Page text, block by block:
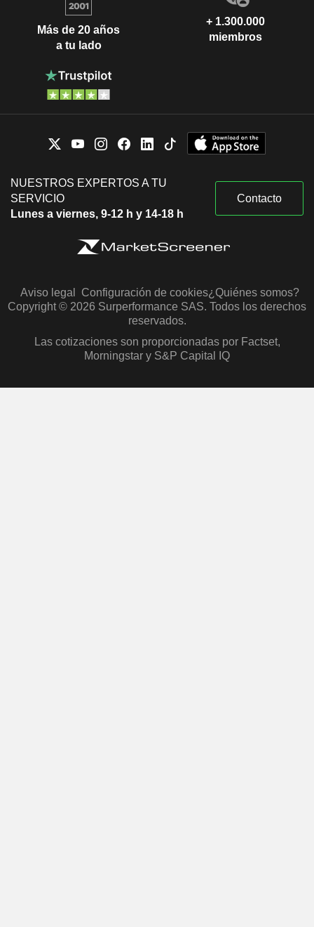
Más de 20 años
a tu lado
+ 1.300.000
miembros
NUESTROS EXPERTOS A TU
SERVICIO
Lunes a viernes, 9-12 h y 14-18 h
Contacto
Aviso legal Configuración de cookies¿Quiénes somos?
Copyright © 2026 Surperformance SAS. Todos los derechos
reservados.
Las cotizaciones son proporcionadas por Factset,
Morningstar y S&P Capital IQ